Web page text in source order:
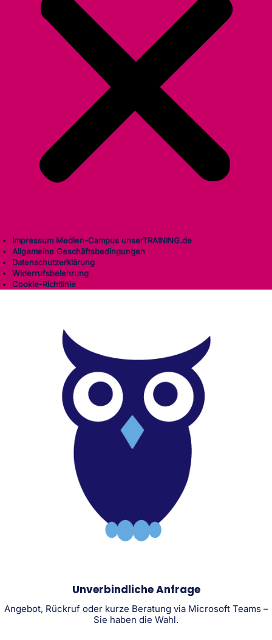
Impressum Medien-Campus unserTRAINING.de
Allgemeine Geschäftsbedingungen
Datenschutzerklärung
Widerrufsbelehrung
Cookie-Richtlinie
Unverbindliche Anfrage
Angebot, Rückruf oder kurze Beratung via Microsoft Teams –
Sie haben die Wahl.